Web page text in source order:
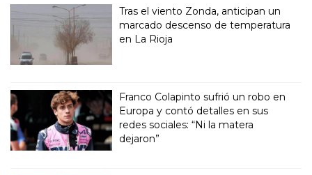
Tras el viento Zonda, anticipan un
marcado descenso de temperatura
en La Rioja
Franco Colapinto sufrió un robo en
Europa y contó detalles en sus
redes sociales: “Ni la matera
dejaron”